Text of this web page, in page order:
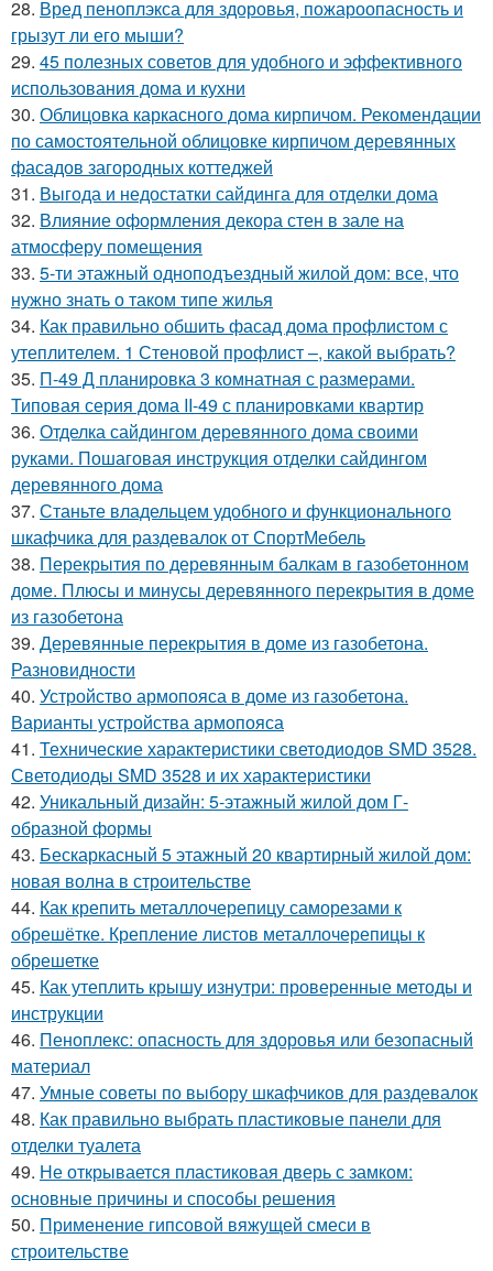
28. Вред пеноплэкса для здоровья, пожароопасность и
грызут ли его мыши?
29. 45 полезных советов для удобного и эффективного
использования дома и кухни
30. Облицовка каркасного дома кирпичом. Рекомендации
по самостоятельной облицовке кирпичом деревянных
фасадов загородных коттеджей
31. Выгода и недостатки сайдинга для отделки дома
32. Влияние оформления декора стен в зале на
атмосферу помещения
33. 5-ти этажный одноподъездный жилой дом: все, что
нужно знать о таком типе жилья
34. Как правильно обшить фасад дома профлистом с
утеплителем. 1 Стеновой профлист –, какой выбрать?
35. П-49 Д планировка 3 комнатная с размерами.
Типовая серия дома II-49 с планировками квартир
36. Отделка сайдингом деревянного дома своими
руками. Пошаговая инструкция отделки сайдингом
деревянного дома
37. Станьте владельцем удобного и функционального
шкафчика для раздевалок от СпортМебель
38. Перекрытия по деревянным балкам в газобетонном
доме. Плюсы и минусы деревянного перекрытия в доме
из газобетона
39. Деревянные перекрытия в доме из газобетона.
Разновидности
40. Устройство армопояса в доме из газобетона.
Варианты устройства армопояса
41. Технические характеристики светодиодов SMD 3528.
Светодиоды SMD 3528 и их характеристики
42. Уникальный дизайн: 5-этажный жилой дом Г-
образной формы
43. Бескаркасный 5 этажный 20 квартирный жилой дом:
новая волна в строительстве
44. Как крепить металлочерепицу саморезами к
обрешётке. Крепление листов металлочерепицы к
обрешетке
45. Как утеплить крышу изнутри: проверенные методы и
инструкции
46. Пеноплекс: опасность для здоровья или безопасный
материал
47. Умные советы по выбору шкафчиков для раздевалок
48. Как правильно выбрать пластиковые панели для
отделки туалета
49. Не открывается пластиковая дверь с замком:
основные причины и способы решения
50. Применение гипсовой вяжущей смеси в
строительстве